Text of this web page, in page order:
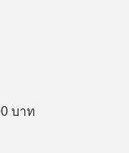
บาท